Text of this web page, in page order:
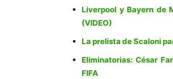
Liverpool y Bayern de
(VIDEO)
La prelista de Scaloni
Eliminatorias: César
FIFA